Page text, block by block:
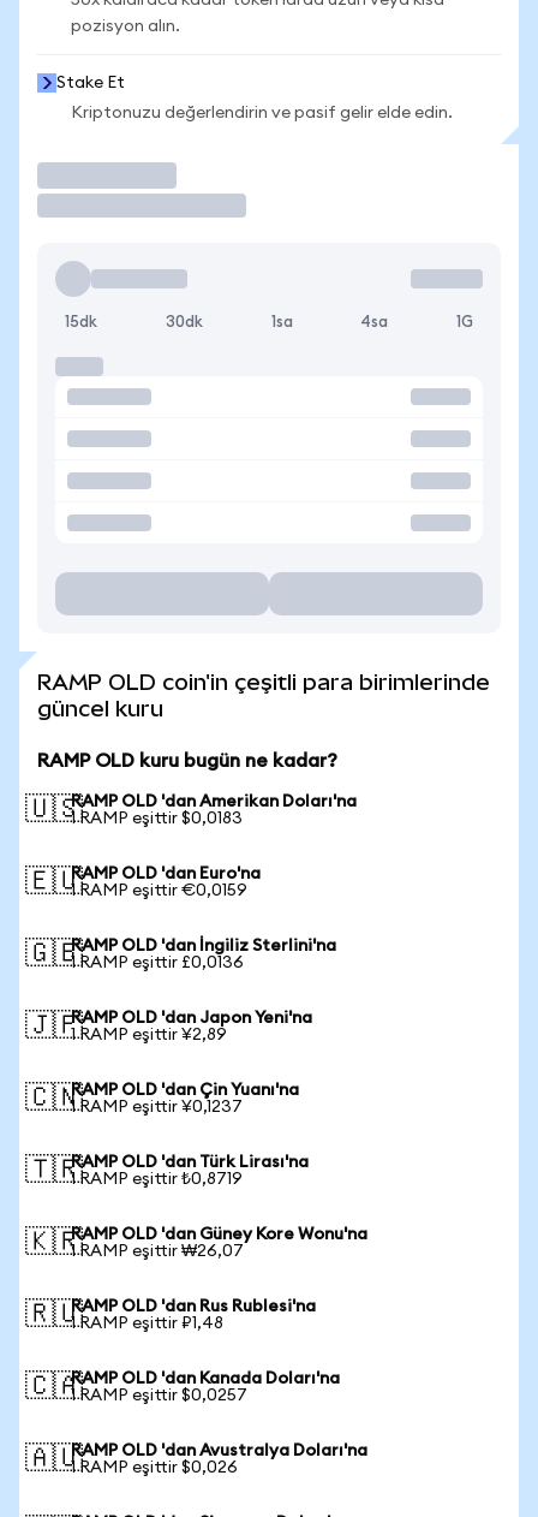
pozisyon alın.
Stake Et
Kriptonuzu değerlendirin ve pasif gelir elde edin.
15dk 30dk 1sa 4sa 1G
RAMP OLD coin'in çeşitli para birimlerinde
güncel kuru
RAMP OLD kuru bugün ne kadar?
🇺🇸RAMP OLD 'dan Amerikan Doları'na
1 RAMP eşittir $0,0183
🇪🇺RAMP OLD 'dan Euro'na
1 RAMP eşittir €0,0159
🇬🇧RAMP OLD 'dan İngiliz Sterlini'na
1 RAMP eşittir £0,0136
🇯🇵RAMP OLD 'dan Japon Yeni'na
1 RAMP eşittir ¥2,89
🇨🇳RAMP OLD 'dan Çin Yuanı'na
1 RAMP eşittir ¥0,1237
🇹🇷RAMP OLD 'dan Türk Lirası'na
1 RAMP eşittir ₺0,8719
🇰🇷RAMP OLD 'dan Güney Kore Wonu'na
1 RAMP eşittir ₩26,07
🇷🇺RAMP OLD 'dan Rus Rublesi'na
1 RAMP eşittir ₽1,48
🇨🇦RAMP OLD 'dan Kanada Doları'na
1 RAMP eşittir $0,0257
🇦🇺RAMP OLD 'dan Avustralya Doları'na
1 RAMP eşittir $0,026